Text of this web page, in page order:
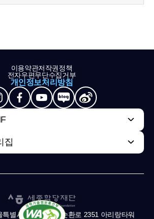
이용약관저작권정책
전자우편무단수집거부
개인정보처리방침
집
특별시 서초구 남부순환로 2351 아리랑타워